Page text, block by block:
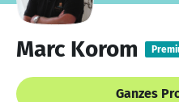
Marc Korom
Ganzes